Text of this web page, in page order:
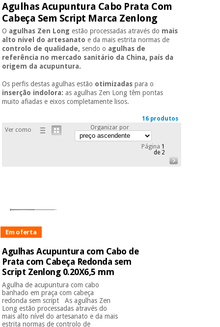
Os
nossos
produtos
Kinefis
Novidades
Ofertas
Fisaude
Aluguer
Odontología
Material
médico
sanitário
Medicina
tradicional
chinesa
clínico
essencial
coronavirus
Aerobic,
fitness
e
pilates
Desportos
e jogos
Os
nossos
produtos
Kinefis
Novidades
Fisaude
Academy
Fisaude
Aluguer
cuidado
corporal
Odontología
Material
médico
sanitário
Medicina
terapêuticos
Material de
proteção
essencial
para
coronavirus
Agulhas Acupuntura Cabo Prata Com
Cabeça Sem Script Marca Zenlong
O agulhas Zen Long estão processadas através do mais
alto nível do artesanato e da mais estrita normas de
controlo de qualidade, sendo o agulhas de
referência no mercado sanitário da China, país da
origem da acupuntura.
Os perfis destas agulhas estão otimizadas para o
inserção indolora:as agulhas Zen Long têm pontas
muito afiadas e eixos completamente lisos.
16 produtos
Ver como
Organizar por
Página 1
de 2
Em oferta
Agulhas Acupuntura com Cabo de
Prata com Cabeça Redonda sem
Script Zenlong 0.20X6,5 mm
Agulha de acupuntura com cabo
banhado em praça com cabeça
redonda sem script As agulhas Zen
Long estão processadas através do
mais alto nível do artesanato e da mais
estrita normas de controlo de